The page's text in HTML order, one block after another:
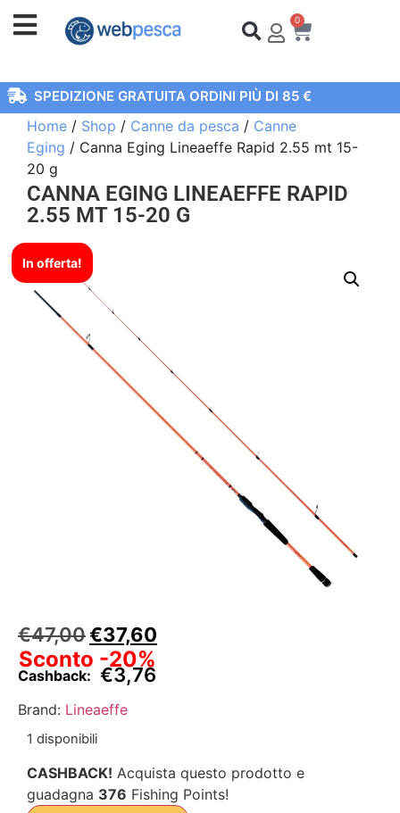
0
SPEDIZIONE GRATUITA ORDINI PIÙ DI 85 €
Home / Shop / Canne da pesca / Canne
Eging / Canna Eging Lineaeffe Rapid 2.55 mt 15-
20 g
CANNA EGING LINEAEFFE RAPID
2.55 MT 15-20 G
In offerta!
€47,00€37,60
Sconto -20%
Cashback: €3,76
Brand: Lineaeffe
1 disponibili
CASHBACK! Acquista questo prodotto e
guadagna 376 Fishing Points!